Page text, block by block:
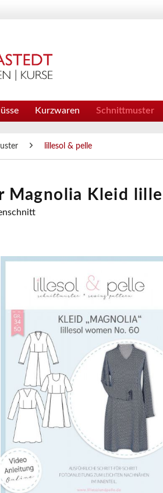
Kurzwaren Schnittmuster
lillesol & pelle
Magnolia Kleid